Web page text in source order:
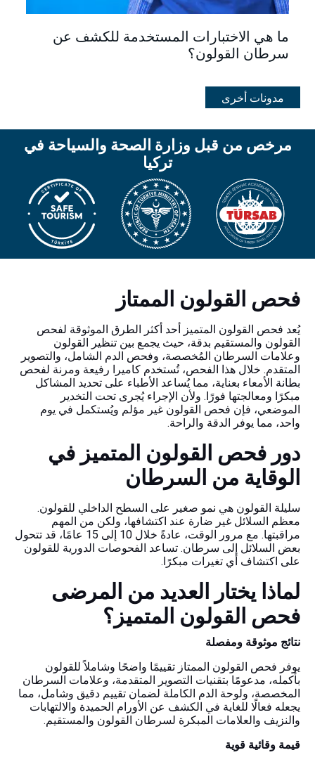
ما هي الاختبارات المستخدمة للكشف عن
سرطان القولون؟
مدونات أخرى
مرخص من قبل وزارة الصحة والسياحة في
تركيا
فحص القولون الممتاز
يُعد فحص القولون المتميز أحد أكثر الطرق الموثوقة لفحص
القولون والمستقيم بدقة، حيث يجمع بين تنظير القولون
وعلامات السرطان المُخصصة، وفحص الدم الشامل، والتصوير
المتقدم. خلال هذا الفحص، تُستخدم كاميرا رفيعة ومرنة لفحص
بطانة الأمعاء بعناية، مما يُساعد الأطباء على تحديد المشاكل
مبكرًا ومعالجتها فورًا. ولأن الإجراء يُجرى تحت التخدير
الموضعي، فإن فحص القولون غير مؤلم ويُستكمل في يوم
واحد، مما يوفر الدقة والراحة.
دور فحص القولون المتميز في
الوقاية من السرطان
سليلة القولون هي نمو صغير على السطح الداخلي للقولون.
معظم السلائل غير ضارة عند اكتشافها، ولكن من المهم
مراقبتها. مع مرور الوقت، عادةً خلال 10 إلى 15 عامًا، قد تتحول
بعض السلائل إلى سرطان. تساعد الفحوصات الدورية للقولون
على اكتشاف أي تغيرات مبكرًا.
لماذا يختار العديد من المرضى
فحص القولون المتميز؟
نتائج موثوقة ومفصلة
يوفر فحص القولون الممتاز تقييمًا واضحًا وشاملاً للقولون
بأكمله، مدعومًا بتقنيات التصوير المتقدمة، وعلامات السرطان
المخصصة، ولوحة الدم الكاملة لضمان تقييم دقيق وشامل، مما
يجعله فعالًا للغاية في الكشف عن الأورام الحميدة والالتهابات
والنزيف والعلامات المبكرة لسرطان القولون والمستقيم.
قيمة وقائية قوية